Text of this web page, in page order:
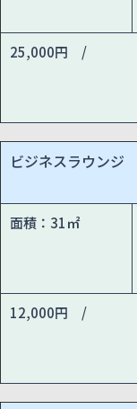
25,000円 /
ビジネスラウンジ
面積：31㎡
12,000円 /